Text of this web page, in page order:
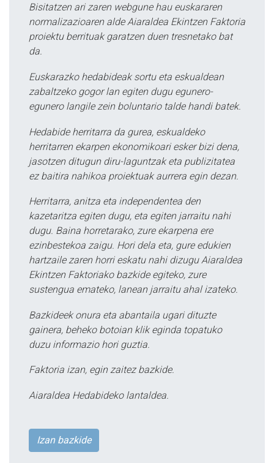
Bisitatzen ari zaren webgune hau euskararen
normalizazioaren alde Aiaraldea Ekintzen Faktoria
proiektu berrituak garatzen duen tresnetako bat
da.
Euskarazko hedabideak sortu eta eskualdean
zabaltzeko gogor lan egiten dugu egunero-
egunero langile zein boluntario talde handi batek.
Hedabide herritarra da gurea, eskualdeko
herritarren ekarpen ekonomikoari esker bizi dena,
jasotzen ditugun diru-laguntzak eta publizitatea
ez baitira nahikoa proiektuak aurrera egin dezan.
Herritarra, anitza eta independentea den
kazetaritza egiten dugu, eta egiten jarraitu nahi
dugu. Baina horretarako, zure ekarpena ere
ezinbestekoa zaigu. Hori dela eta, gure edukien
hartzaile zaren horri eskatu nahi dizugu Aiaraldea
Ekintzen Faktoriako bazkide egiteko, zure
sustengua emateko, lanean jarraitu ahal izateko.
Bazkideek onura eta abantaila ugari dituzte
gainera, beheko botoian klik eginda topatuko
duzu informazio hori guztia.
Faktoria izan, egin zaitez bazkide.
Aiaraldea Hedabideko lantaldea.
Izan bazkide